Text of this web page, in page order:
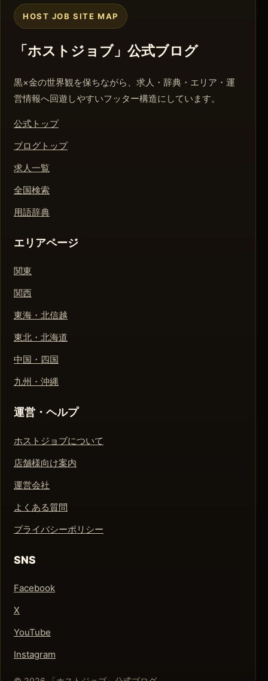
HOST JOB SITE MAP
「ホストジョブ」公式ブログ
黒×金の世界観を保ちながら、求人・辞典・エリア・運
営情報へ回遊しやすいフッター構造にしています。
公式トップ
ブログトップ
求人一覧
全国検索
用語辞典
エリアページ
関東
関西
東海・北信越
東北・北海道
中国・四国
九州・沖縄
運営・ヘルプ
ホストジョブについて
店舗様向け案内
運営会社
よくある質問
プライバシーポリシー
SNS
Facebook
X
YouTube
Instagram